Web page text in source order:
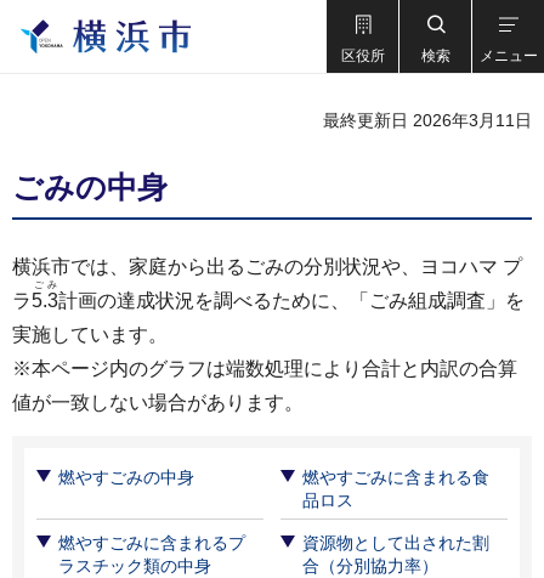
区役所 検索 メニュー
最終更新日 2026年3月11日
ごみの中身
横浜市では、家庭から出るごみの分別状況や、ヨコハマ プ
ラ5.3
ごみ
計画の達成状況を調べるために、「ごみ組成調査」を
実施しています。
※本ページ内のグラフは端数処理により合計と内訳の合算
値が一致しない場合があります。
燃やすごみの中身
燃やすごみに含まれる食
品ロス
燃やすごみに含まれるプ
ラスチック類の中身
資源物として出された割
合（分別協力率）